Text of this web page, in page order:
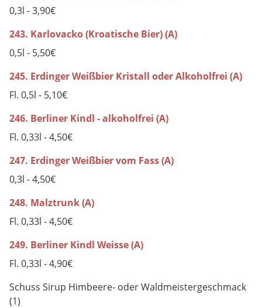
0,3l - 3,90€
243. Karlovacko (Kroatische Bier) (A)
0,5l - 5,50€
245. Erdinger Weißbier Kristall oder Alkoholfrei (A)
Fl. 0,5l - 5,10€
246. Berliner Kindl - alkoholfrei (A)
Fl. 0,33l - 4,50€
247. Erdinger Weißbier vom Fass (A)
0,3l - 4,50€
248. Malztrunk (A)
Fl. 0,33l - 4,50€
249. Berliner Kindl Weisse (A)
Fl. 0,33l - 4,90€
Schuss Sirup Himbeere- oder Waldmeistergeschmack
(1)